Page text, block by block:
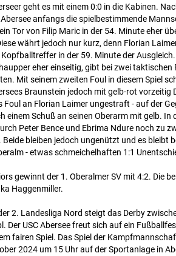
geht es mit einem 0:0 in die Kabinen.
anfangs die spielbestimmende
Tor von Filip Maric in der 54. Minute eher
währt jedoch nur kurz, denn Florian
in der 59. Minute der
eher einseitig, gibt bei zwei taktischen
Mit seinem zweiten Foul in diesem Spiel
Braunstein jedoch mit gelb-rot vorzeitig
Foul an Florian Laimer ungestraft - auf der
einem Schuß an seinen Oberarm mit gelb. In
Peter Bence und Ebrima Ndure noch zu
bleiben jedoch ungenützt und es bleibt
- etwas schmeichelhaften 1:1
gewinnt der 1. Oberalmer SV mit 4:2. Die
Haggenmiller.
2. Landesliga Nord steigt das Derby
Der USC Abersee freut sich auf ein
fairen Spiel. Das Spiel der
2024 um 15 Uhr auf der Sportanlage in